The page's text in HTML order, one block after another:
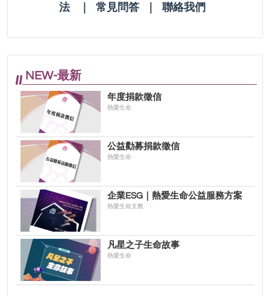
法
常見問答 聯絡我們
NEW-最新
年度捐款徵信
熱愛生命
公益勸募捐款徵信
熱愛生命
企業ESG｜熱愛生命公益服務方案
熱愛生命文教
凡星之子生命故事
熱愛生命